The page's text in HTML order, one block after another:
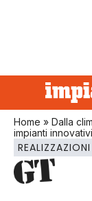
Home » Dalla
impianti
REALIZZAZIONI